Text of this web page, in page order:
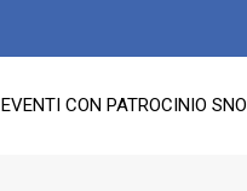
EVENTI CON PATROCINIO SNO